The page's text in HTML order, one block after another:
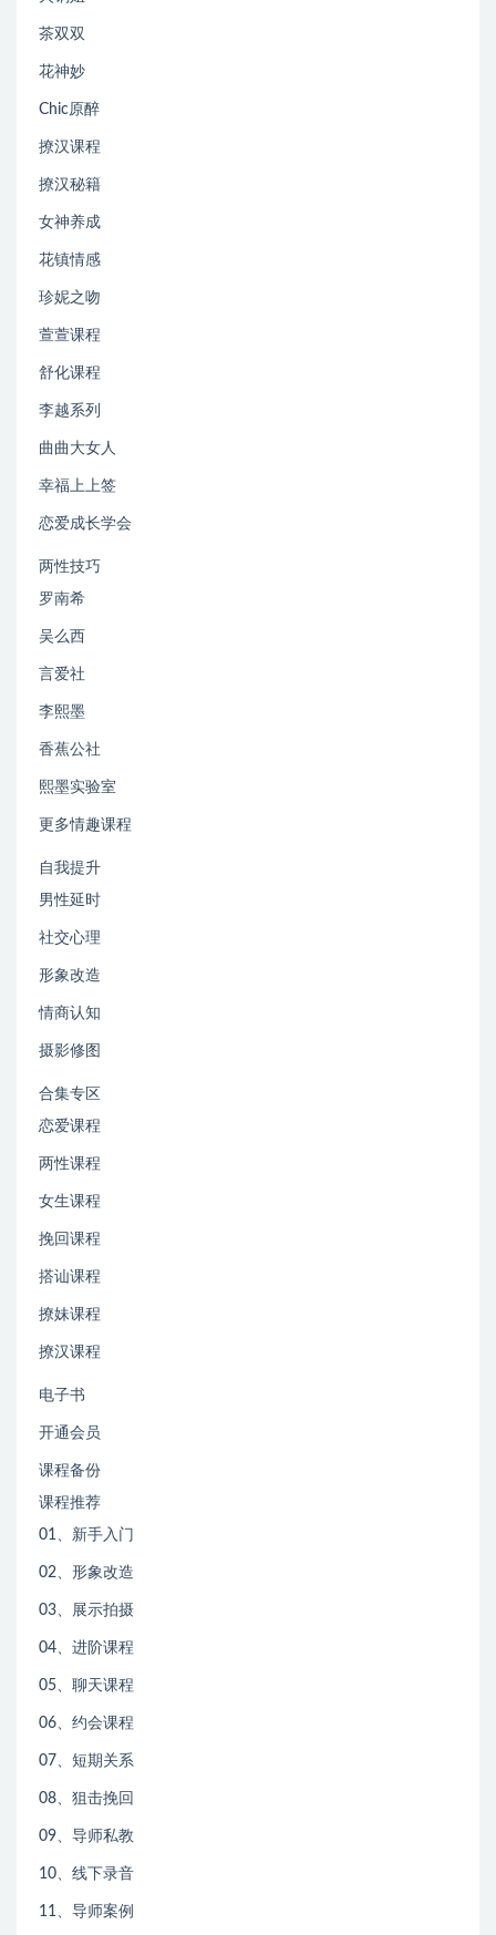
茶双双
花神妙
Chic原醉
撩汉课程
撩汉秘籍
女神养成
花镇情感
珍妮之吻
萱萱课程
舒化课程
李越系列
曲曲大女人
幸福上上签
恋爱成长学会
两性技巧
罗南希
吴么西
言爱社
李熙墨
香蕉公社
熙墨实验室
更多情趣课程
自我提升
男性延时
社交心理
形象改造
情商认知
摄影修图
合集专区
恋爱课程
两性课程
女生课程
挽回课程
搭讪课程
撩妹课程
撩汉课程
电子书
开通会员
课程备份
课程推荐
01、新手入门
02、形象改造
03、展示拍摄
04、进阶课程
05、聊天课程
06、约会课程
07、短期关系
08、狙击挽回
09、导师私教
10、线下录音
11、导师案例